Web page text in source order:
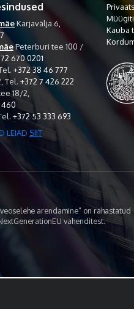
Karjavälja 6,
Peterburi tee 100 /
670 0201
+372 38 46 777
Tel. +372 7 426 222
18/2,
460
+372 53 333 693
LEIAD SIIT
Kauba
arendamine“ on rahastatud
vahenditest.